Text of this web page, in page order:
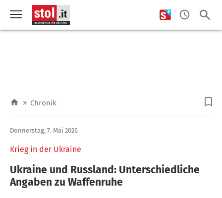
» Chronik
Krieg in der Ukraine
Donnerstag, 7. Mai 2026
Ukraine und Russland: Unterschiedliche
Angaben zu Waffenruhe